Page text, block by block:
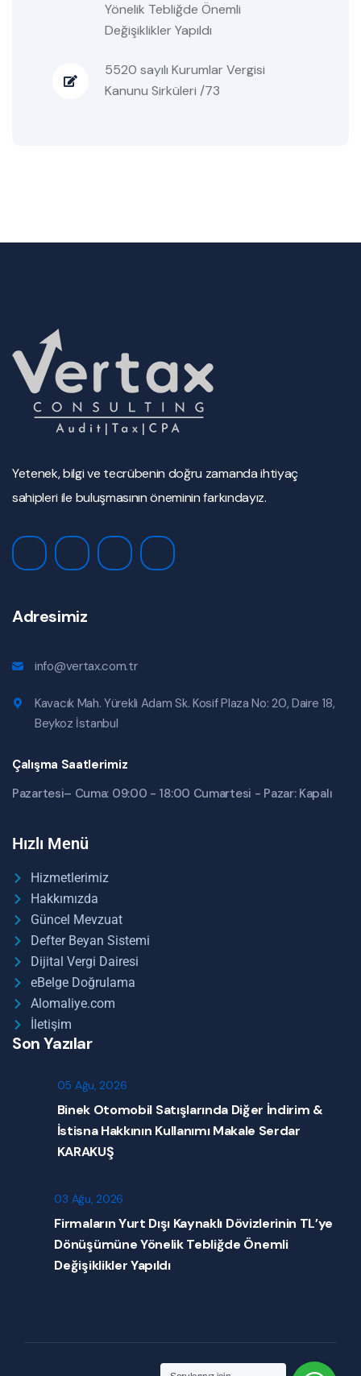
Yönelik Tebliğde Önemli
Değişiklikler Yapıldı
5520 sayılı Kurumlar Vergisi
Kanunu Sirküleri /73
Yetenek, bilgi ve tecrübenin doğru zamanda ihtiyaç
sahipleri ile buluşmasının öneminin farkındayız.
Adresimiz
info@vertax.com.tr
Kavacık Mah. Yürekli Adam Sk. Kosif Plaza No: 20, Daire 18,
Beykoz İstanbul
Çalışma Saatlerimiz
Pazartesi– Cuma: 09:00 - 18:00 Cumartesi - Pazar: Kapalı
Hızlı Menü
Hizmetlerimiz
Hakkımızda
Güncel Mevzuat
Defter Beyan Sistemi
Dijital Vergi Dairesi
eBelge Doğrulama
Alomaliye.com
İletişim
Son Yazılar
05 Ağu, 2026
Binek Otomobil Satışlarında Diğer İndirim &
İstisna Hakkının Kullanımı Makale Serdar
KARAKUŞ
03 Ağu, 2026
Firmaların Yurt Dışı Kaynaklı Dövizlerinin TL’ye
Dönüşümüne Yönelik Tebliğde Önemli
Değişiklikler Yapıldı